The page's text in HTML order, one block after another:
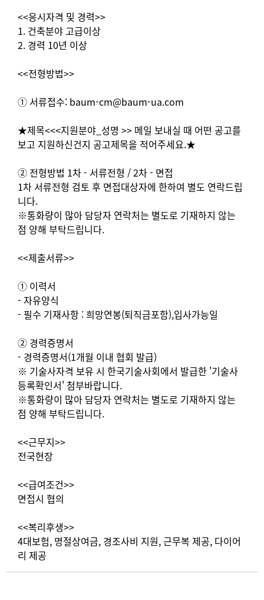
<<응시자격 및 경력>>
1. 건축분야 고급이상
2. 경력 10년 이상
<<전형방법>>
① 서류접수: baum-cm@baum-ua.com
★제목<<<지원분야_성명 >> 메일 보내실 때 어떤 공고를
보고 지원하신건지 공고제목을 적어주세요.★
② 전형방법 1차 - 서류전형 / 2차 - 면접
1차 서류전형 검토 후 면접대상자에 한하여 별도 연락드립
니다.
※통화량이 많아 담당자 연락처는 별도로 기재하지 않는
점 양해 부탁드립니다.
<<제출서류>>
① 이력서
- 자유양식
- 필수 기재사항 : 희망연봉(퇴직금포함),입사가능일
② 경력증명서
- 경력증명서(1개월 이내 협회 발급)
※ 기술사자격 보유 시 한국기술사회에서 발급한 '기술사
등록확인서' 첨부바랍니다.
※통화량이 많아 담당자 연락처는 별도로 기재하지 않는
점 양해 부탁드립니다.
<<근무지>>
전국현장
<<급여조건>>
면접시 협의
<<복리후생>>
4대보험, 명절상여금, 경조사비 지원, 근무복 제공, 다이어
리 제공